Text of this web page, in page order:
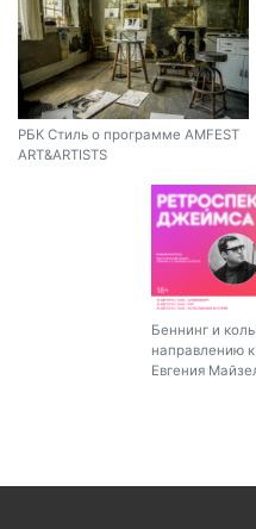
РБК Стиль о программе AMFEST
ART&ARTISTS
Беннинг и
направлению
Евгения